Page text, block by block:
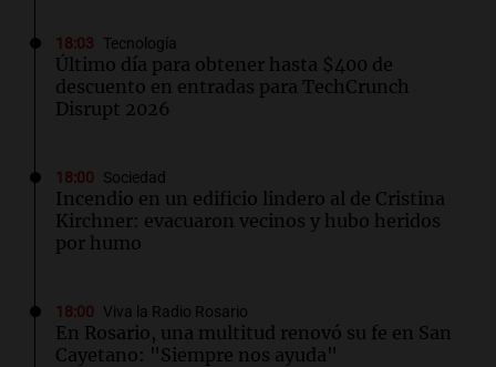
18:03 Tecnología
Último día para obtener hasta $400 de
descuento en entradas para TechCrunch
Disrupt 2026
18:00 Sociedad
Incendio en un edificio lindero al de Cristina
Kirchner: evacuaron vecinos y hubo heridos
por humo
18:00 Viva la Radio Rosario
En Rosario, una multitud renovó su fe en San
Cayetano: "Siempre nos ayuda"